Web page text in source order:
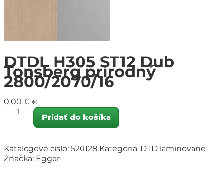
DTDL H305 ST12 Dub
Tonsberg prírodný
2800/2070/16
0,00 € €
Pridať do košíka
Katalógové číslo: 520128 Kategória: DTD laminované
Značka: Egger